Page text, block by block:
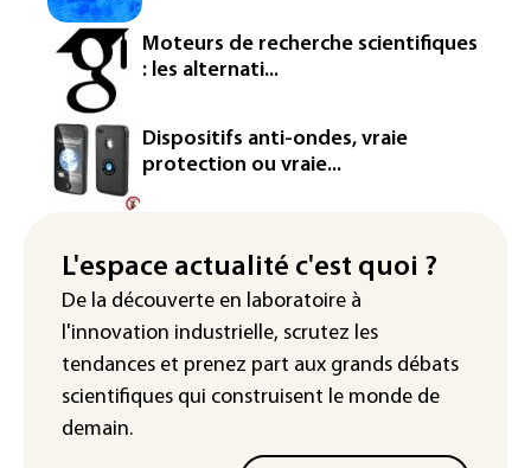
Iris³: Eutelsat investira 3,4 milliards
d'euros dans la future constellation
européenne
Le magazine VSD racheté par
l'entrepreneur Vianney d'Alançon
La production française de maïs
"Retour en force" progressif de la
chaleur dans les prochains jours en
France
Moteurs de recherche scientifiques
: les alternati...
Dispositifs anti-ondes, vraie
protection ou vraie...
L'espace actualité c'est quoi ?
De la découverte en laboratoire à
l'innovation industrielle, scrutez les
tendances et prenez part aux grands débats
scientifiques qui construisent le monde de
demain.